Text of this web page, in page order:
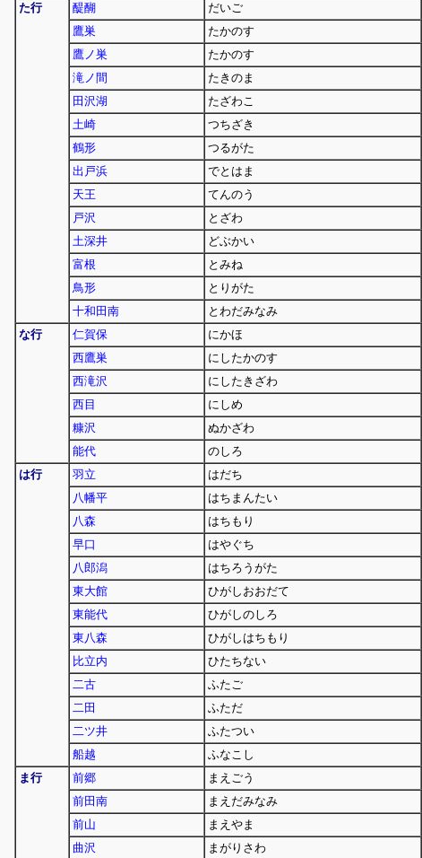
た行
醍醐 だいご
鷹巣
たかのす
鷹ノ巣
たかのす
滝ノ間
たきのま
田沢湖
たざわこ
土崎
つちざき
鶴形
つるがた
出戸浜
でとはま
天王
てんのう
戸沢
とざわ
土深井
どぶかい
富根
とみね
鳥形
とりがた
十和田南
とわだみなみ
な行
仁賀保 にかほ
西鷹巣
にしたかのす
西滝沢
にしたきざわ
西目
にしめ
糠沢
ぬかざわ
能代
のしろ
は行
羽立 はだち
八幡平
はちまんたい
八森
はちもり
早口
はやぐち
八郎潟
はちろうがた
東大館
ひがしおおだて
東能代
ひがしのしろ
東八森
ひがしはちもり
比立内
ひたちない
二古
ふたご
二田
ふただ
二ツ井
ふたつい
船越
ふなこし
ま行
前郷 まえごう
前田南
まえだみなみ
前山
まえやま
曲沢
まがりさわ